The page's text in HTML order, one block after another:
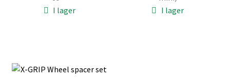
244 kr.
I lager
244 kr.
I lager